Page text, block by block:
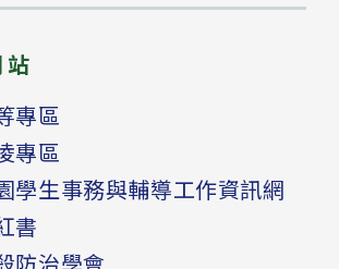
專區
專區
學生事務與輔導工作資訊網
書
防治學會